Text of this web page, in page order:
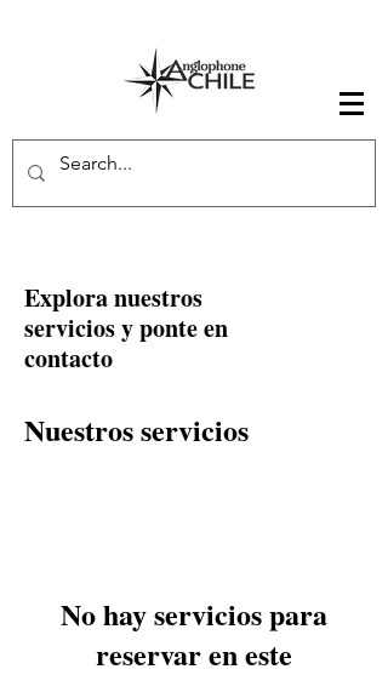
Explora nuestros
servicios y ponte en
contacto
Nuestros servicios
No hay servicios para
reservar en este